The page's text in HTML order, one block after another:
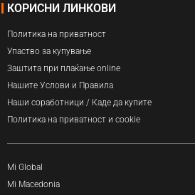
КОРИСНИ ЛИНКОВИ
Политика на приватност
Упаство за купување
Заштита при плаќање online
Нашите Услови и Правила
Наши соработници / Каде да купите
Политика на приватност и cookie
Mi Global
Mi Macedonia